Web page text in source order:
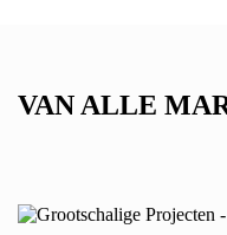
VAN ALLE